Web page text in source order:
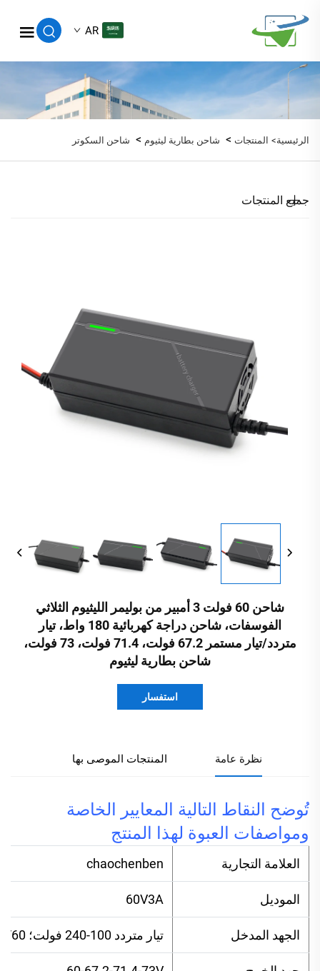
AR
الرئيسية> المنتجات > شاحن بطارية ليثيوم > شاحن السكوتر
جميع المنتجات
شاحن 60 فولت 3 أمبير من بوليمر الليثيوم الثلاثي
الفوسفات، شاحن دراجة كهربائية 180 واط، تيار
متردد/تيار مستمر 67.2 فولت، 71.4 فولت، 73 فولت،
شاحن بطارية ليثيوم
استفسار
نظرة عامة المنتجات الموصى بها
تُوضح النقاط التالية المعايير الخاصة
ومواصفات العبوة لهذا المنتج
العلامة التجارية chaochenben
الموديل 60V3A
الجهد المدخل تيار متردد 100-240 فولت؛ 50/60 هرتز